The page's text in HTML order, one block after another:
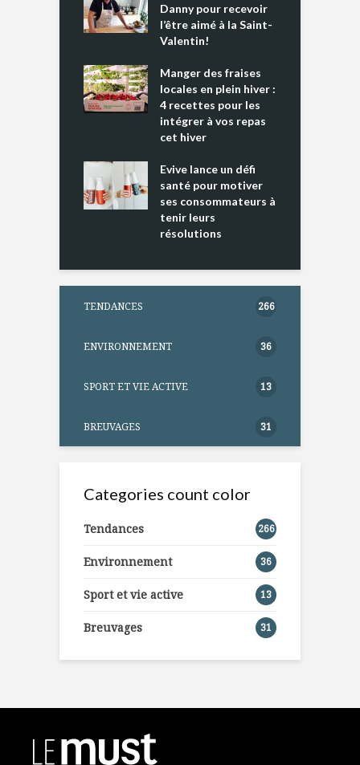
Danny pour recevoir
l’être aimé à la Saint-
Valentin!
Manger des fraises
locales en plein hiver :
4 recettes pour les
intégrer à vos repas
cet hiver
Evive lance un défi
santé pour motiver
ses consommateurs à
tenir leurs
résolutions
TENDANCES 266
ENVIRONNEMENT 36
SPORT ET VIE ACTIVE 13
BREUVAGES 31
Categories count color
Tendances 266
Environnement 36
Sport et vie active 13
Breuvages 31